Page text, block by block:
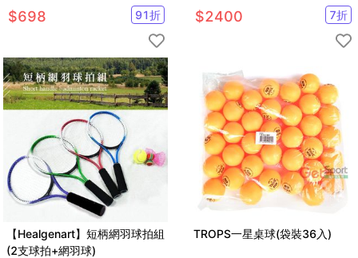
鞋套 冰刀保護套 曲棍球 滑冰 另
CCM GRAF
$698 91折 $2400 7折
【Healgenart】短柄網羽球拍組
(2支球拍+網羽球)
TROPS一星桌球(袋裝36入)